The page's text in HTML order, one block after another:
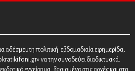
αδέσμευτη πολιτική εβδομαδιαία εφημερίδα,
να την συνοδεύει διαδικτυακά.